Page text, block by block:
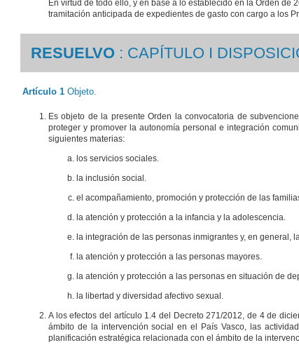
En virtud de todo ello, y en base a lo establecido en la Orden
tramitación anticipada de expedientes de gasto con cargo a los
RESUELVO : CAPÍTULO I
Artículo 1 Objeto.
Es objeto de la presente Orden la convocatoria de
proteger y promover la autonomía personal e integración
siguientes materias:
los servicios sociales.
la inclusión social.
el acompañamiento, promoción y protección de las
la atención y protección a la infancia y la adolescencia.
la integración de las personas inmigrantes y, en
la atención y protección a las personas mayores.
la atención y protección a las personas en situación de
la libertad y diversidad afectivo sexual.
A los efectos del artículo 1.4 del Decreto 271/2012, de 4 de
ámbito de la intervención social en el País Vasco, las
planificación estratégica relacionada con el ámbito de la